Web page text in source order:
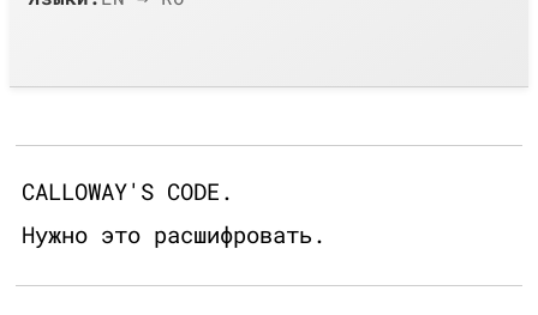
CALLOWAY'S CODE.
Нужно это расшифровать.